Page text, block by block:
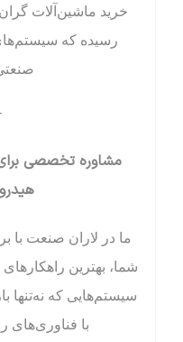
خرید ماشین‌آلات
رسیده که
مشاوره تخصصی برای
ما در لاران صنعت با
شما، بهترین
سیستم‌هایی که نه‌تنها
با فناوری‌های